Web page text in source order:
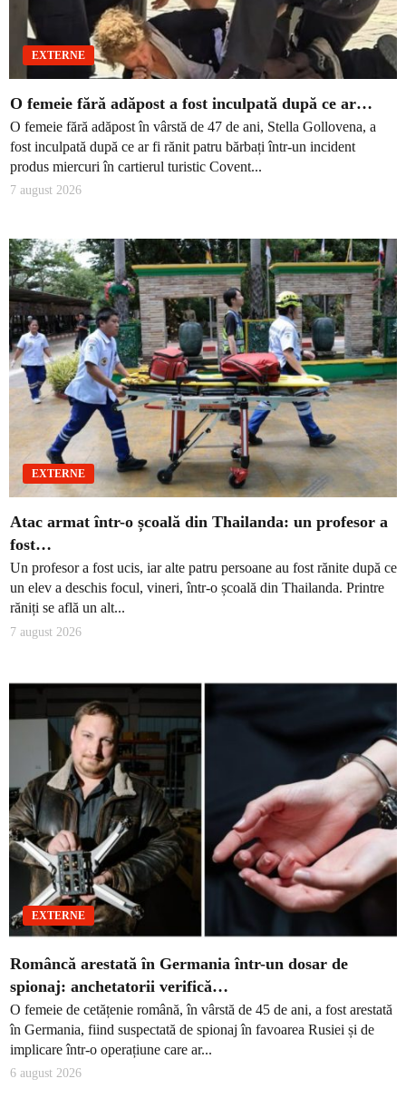
EXTERNE
O femeie fără adăpost a fost inculpată după ce ar…
O femeie fără adăpost în vârstă de 47 de ani, Stella Gollovena, a
fost inculpată după ce ar fi rănit patru bărbați într-un incident
produs miercuri în cartierul turistic Covent...
7 august 2026
EXTERNE
Atac armat într-o școală din Thailanda: un profesor a
fost…
Un profesor a fost ucis, iar alte patru persoane au fost rănite după ce
un elev a deschis focul, vineri, într-o școală din Thailanda. Printre
răniți se află un alt...
7 august 2026
EXTERNE
Româncă arestată în Germania într-un dosar de
spionaj: anchetatorii verifică…
O femeie de cetățenie română, în vârstă de 45 de ani, a fost arestată
în Germania, fiind suspectată de spionaj în favoarea Rusiei și de
implicare într-o operațiune care ar...
6 august 2026